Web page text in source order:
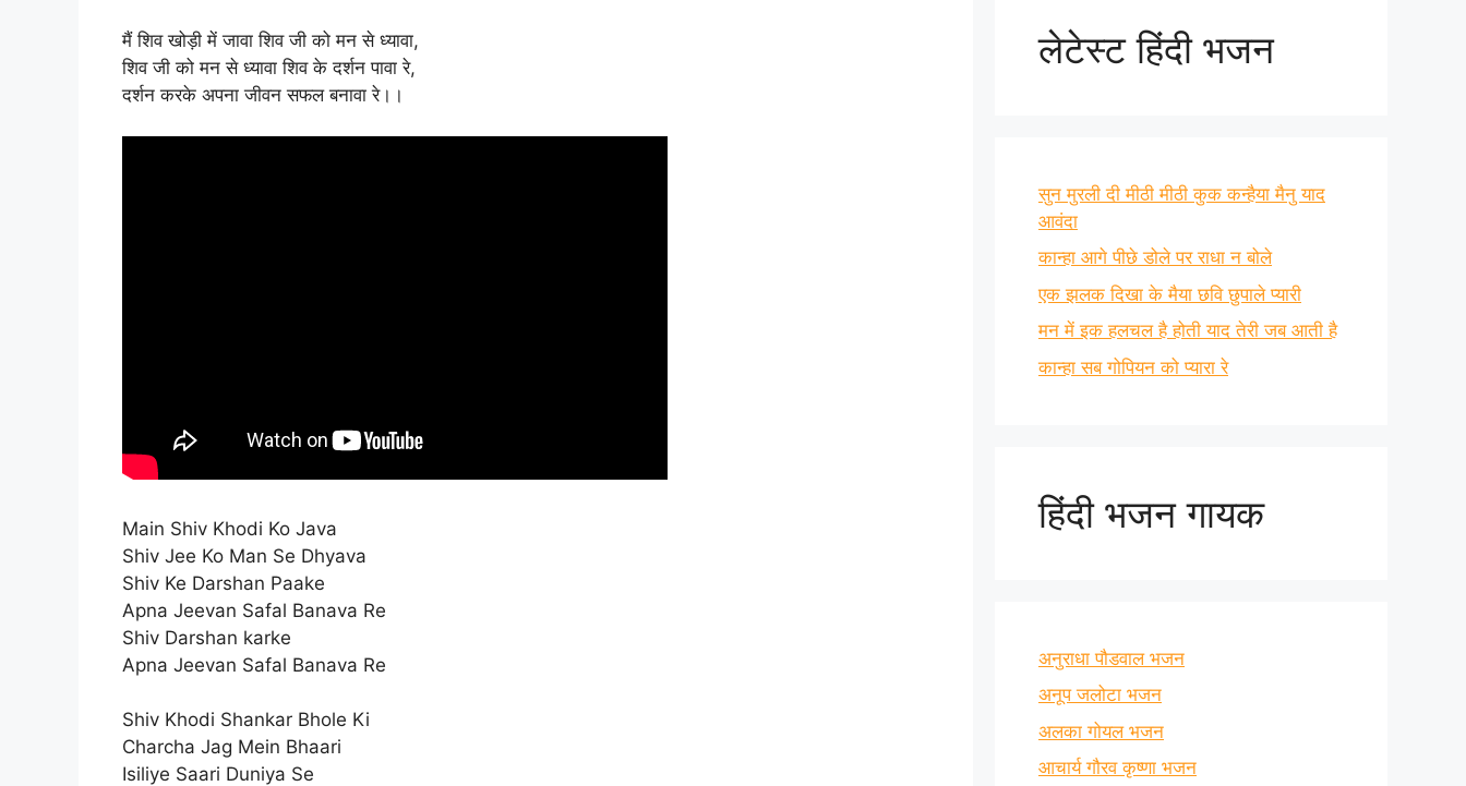
मैं शिव खोड़ी में जावा शिव जी को मन से ध्यावा,
शिव जी को मन से ध्यावा शिव के दर्शन पावा रे,
दर्शन करके अपना जीवन सफल बनावा रे।।
Main Shiv Khodi Ko Java
Shiv Jee Ko Man Se Dhyava
Shiv Ke Darshan Paake
Apna Jeevan Safal Banava Re
Shiv Darshan karke
Apna Jeevan Safal Banava Re
Shiv Khodi Shankar Bhole Ki
Charcha Jag Mein Bhaari
Isiliye Saari Duniya Se
लेटेस्ट हिंदी भजन
सुन मुरली दी मीठी मीठी कुक कन्हैया मैनु याद
आवंदा
कान्हा आगे पीछे डोले पर राधा न बोले
एक झलक दिखा के मैया छवि छुपाले प्यारी
मन में इक हलचल है होती याद तेरी जब आती है
कान्हा सब गोपियन को प्यारा रे
हिंदी भजन गायक
अनुराधा पौडवाल भजन
अनूप जलोटा भजन
अलका गोयल भजन
आचार्य गौरव कृष्णा भजन